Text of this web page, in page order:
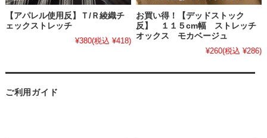
【アパレル使用反】Ｔ/Ｒ綾織チ
ェックストレッチ
¥380(税込 ¥418)
お買い得！【デッドストック
反】 １１５cm幅 ストレッチ
オックス モカベージュ
¥260(税込 ¥286)
ご利用ガイド